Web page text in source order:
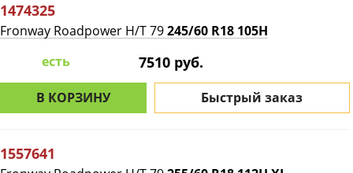
1474325
Fronway Roadpower H/T 79245/60 R18 105H
есть
7510 руб.
В КОРЗИНУ Быстрый заказ
1557641